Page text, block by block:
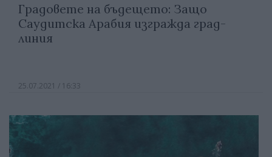
Градовете на бъдещето: Защо
Саудитска Арабия изгражда град-
линия
25.07.2021 / 16:33